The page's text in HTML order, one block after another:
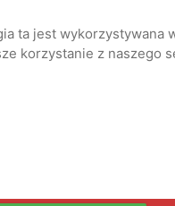
ta jest
korzystanie z